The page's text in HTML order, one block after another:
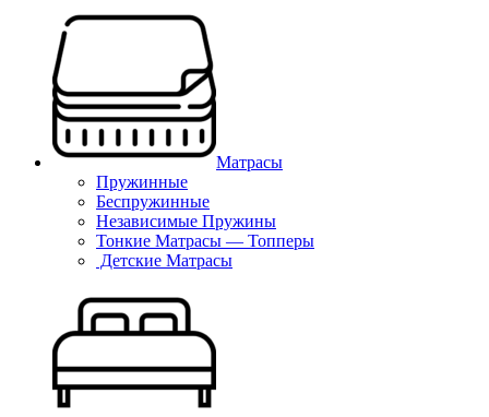
Матрасы
Пружинные
Беспружинные
Независимые Пружины
Тонкие Матрасы — Топперы
Детские Матрасы